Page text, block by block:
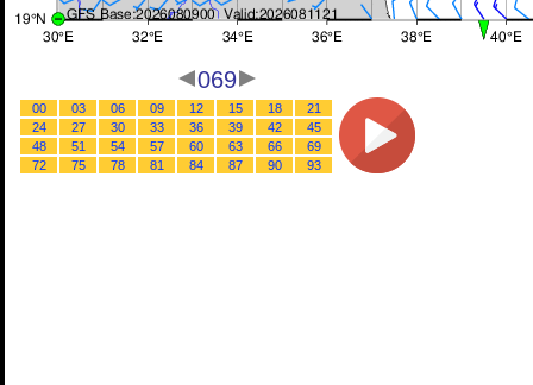
069
00 03 06 09 12 15 18
21
24
27 30 33 36 39 42
45
48
51 54 57 60 63 66
69
72
75 78 81 84 87 90 93